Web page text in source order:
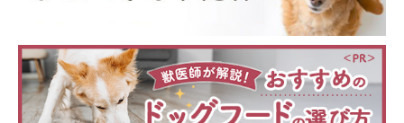
参考／「いぬのきもち」WEB MAGAZINE『【獣医師監修】「犬の
平熱」知ってる？熱中症など発熱時にすべき対処』(監修:いぬの
きもち相談室獣医師)
文／しばたまみ